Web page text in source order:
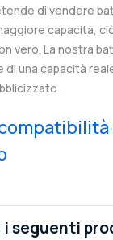
di vendere
capacità,
vero. La nostra
di una capacità
seguenti